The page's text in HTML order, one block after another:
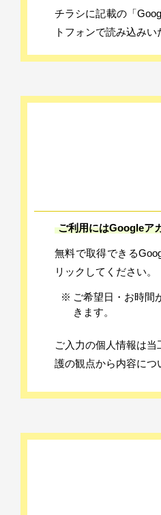
チラシに記載の「
トフォンで読み込み
ご利用にはGoogleア
無料で取得できる
リックしてください。
※ ご希望日・お時間
きます。
ご入力の個人情報は
護の観点から内容に